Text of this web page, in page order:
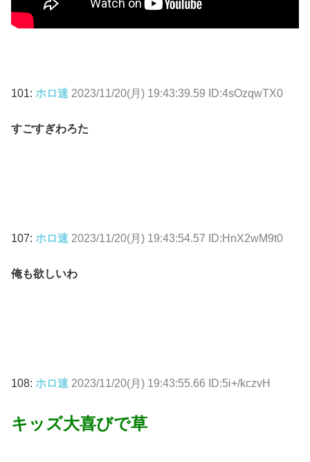
101: ホロ速 2023/11/20(月) 19:43:39.59 ID:4sOzqwTX0
すごすぎわろた
107: ホロ速 2023/11/20(月) 19:43:54.57 ID:HnX2wM9t0
俺も欲しいわ
108: ホロ速 2023/11/20(月) 19:43:55.66 ID:5i+/kczvH
キッズ大喜びで草